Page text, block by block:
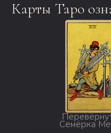
Карты Таро
Семёрка